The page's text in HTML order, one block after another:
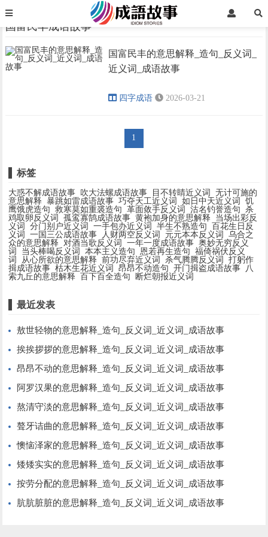
› ›
国富民丰成语故事
国富民丰成语故事
国富民丰的意思解释_造句_反义词_
近义词_成语故事
四字成语 2026-03-21
1
标签
大惑不解成语故事 吹大法螺成语故事 目不转睛近义词
无计可施的
意思解释
暴跳如雷成语故事 巧夺天工近义词 如日中天近义词
饥
鹰饿虎造句
救寒莫如重裘造句 革面敛手反义词 沽名钓誉造句
杀
鸡取卵反义词
孤鸾寡鹄成语故事 黄袍加身的意思解释
当场出彩反
义词
分门别户近义词 一手包办近义词 半生不熟造句
百花生日反
义词
一国三公成语故事 人财两空反义词 元元本本反义词
乌合之
众的意思解释
对酒当歌反义词 一年一度成语故事 奥妙无穷反义
词
当头棒喝反义词 本本主义造句 恩若再生造句
福倚祸伏反义
词
从心所欲的意思解释 前功尽弃近义词 杀气腾腾反义词
打躬作
揖成语故事 枯木生花近义词 昂昂不动造句 开门揖盗成语故事
八
索九丘的意思解释
百下百全造句 断烂朝报近义词
最近发表
敖世轻物的意思解释_造句_反义词_近义词_成语故事
挨挨拶拶的意思解释_造句_反义词_近义词_成语故事
昂昂不动的意思解释_造句_反义词_近义词_成语故事
阿罗汉果的意思解释_造句_反义词_近义词_成语故事
熬清守淡的意思解释_造句_反义词_近义词_成语故事
聱牙诘曲的意思解释_造句_反义词_近义词_成语故事
懊恼泽家的意思解释_造句_反义词_近义词_成语故事
矮矮实实的意思解释_造句_反义词_近义词_成语故事
按劳分配的意思解释_造句_反义词_近义词_成语故事
肮肮脏脏的意思解释_造句_反义词_近义词_成语故事